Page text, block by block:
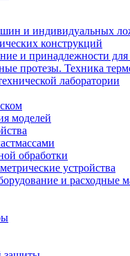
и индивидуальных
конструкций
и принадлежности для
протезы. Техника
лаборатории
моделей
обработки
устройства
и расходные